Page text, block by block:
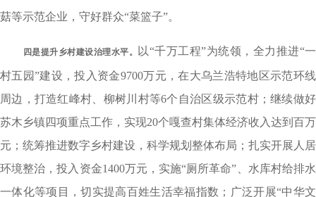
菇等示范企业，守好群众“菜篮子”。
四是提升乡村建设治理水平。 以“千万工程”为统领，全力推进“一
村五园”建设，投入资金9700万元，在大乌兰浩特地区示范环线
周边，打造红峰村、柳树川村等6个自治区级示范村；继续做好
苏木乡镇四项重点工作，实现20个嘎查村集体经济收入达到百万
元；统筹推进数字乡村建设，科学规划整体布局；扎实开展人居
环境整治，投入资金1400万元，实施“厕所革命”、水库村给排水
一体化等项目，切实提高百姓生活幸福指数；广泛开展“中华文